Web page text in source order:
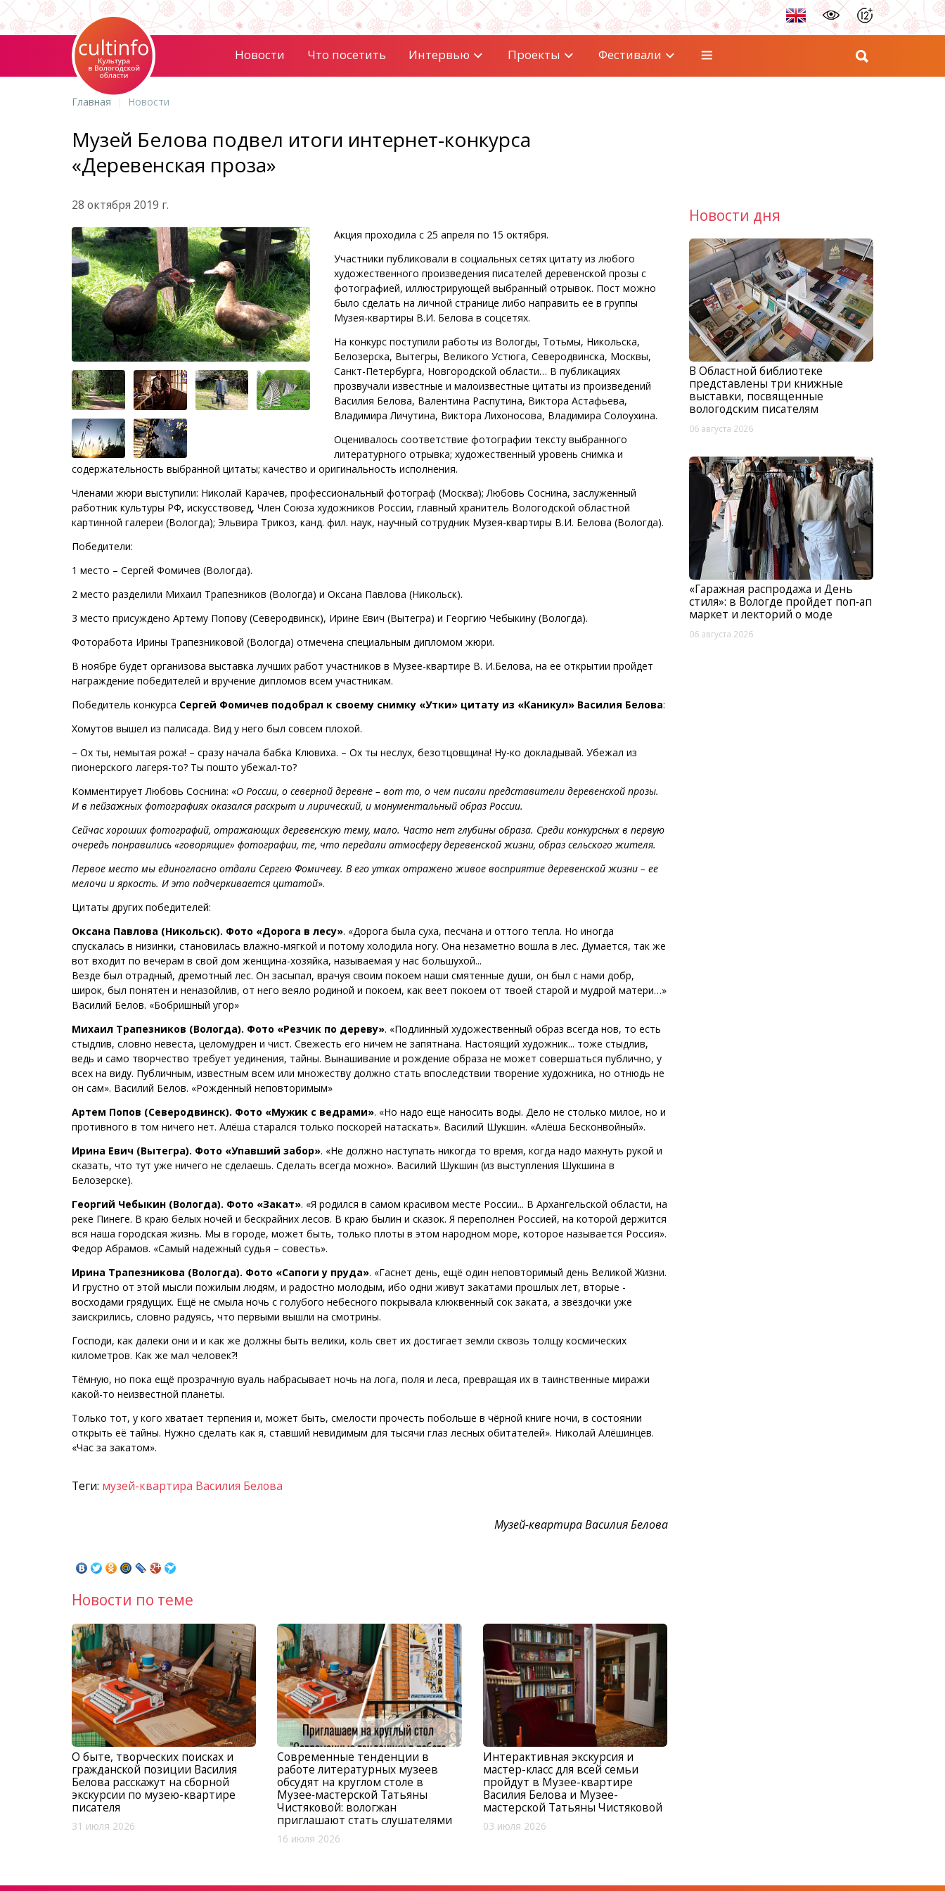
Новости Что посетить Интервью Проекты Фестивали
Главная Новости
Музей Белова подвел итоги интернет-конкурса
«Деревенская проза»
28 октября 2019 г.
Акция проходила с 25 апреля по 15 октября.
Участники публиковали в социальных сетях цитату из любого
художественного произведения писателей деревенской прозы с
фотографией, иллюстрирующей выбранный отрывок. Пост можно
было сделать на личной странице либо направить ее в группы
Музея-квартиры В.И. Белова в соцсетях.
На конкурс поступили работы из Вологды, Тотьмы, Никольска,
Белозерска, Вытегры, Великого Устюга, Северодвинска, Москвы,
Санкт-Петербурга, Новгородской области… В публикациях
прозвучали известные и малоизвестные цитаты из произведений
Василия Белова, Валентина Распутина, Виктора Астафьева,
Владимира Личутина, Виктора Лихоносова, Владимира Солоухина.
Оценивалось соответствие фотографии тексту выбранного
литературного отрывка; художественный уровень снимка и
содержательность выбранной цитаты; качество и оригинальность исполнения.
Членами жюри выступили: Николай Карачев, профессиональный фотограф (Москва); Любовь Соснина, заслуженный
работник культуры РФ, искусствовед, Член Союза художников России, главный хранитель Вологодской областной
картинной галереи (Вологда); Эльвира Трикоз, канд. фил. наук, научный сотрудник Музея-квартиры В.И. Белова (Вологда).
Победители:
1 место – Сергей Фомичев (Вологда).
2 место разделили Михаил Трапезников (Вологда) и Оксана Павлова (Никольск).
3 место присуждено Артему Попову (Северодвинск), Ирине Евич (Вытегра) и Георгию Чебыкину (Вологда).
Фоторабота Ирины Трапезниковой (Вологда) отмечена специальным дипломом жюри.
В ноябре будет организова выставка лучших работ участников в Музее-квартире В. И.Белова, на ее открытии пройдет
награждение победителей и вручение дипломов всем участникам.
Победитель конкурса Сергей Фомичев подобрал к своему снимку «Утки» цитату из «Каникул» Василия Белова:
Хомутов вышел из палисада. Вид у него был совсем плохой.
– Ох ты, немытая рожа! – сразу начала бабка Клювиха. – Ох ты неслух, безотцовщина! Ну-ко докладывай. Убежал из
пионерского лагеря-то? Ты пошто убежал-то?
Комментирует Любовь Соснина: «О России, о северной деревне – вот то, о чем писали представители деревенской прозы.
И в пейзажных фотографиях оказался раскрыт и лирический, и монументальный образ России.
Сейчас хороших фотографий, отражающих деревенскую тему, мало. Часто нет глубины образа. Среди конкурсных в первую
очередь понравились «говорящие» фотографии, те, что передали атмосферу деревенской жизни, образ сельского жителя.
Первое место мы единогласно отдали Сергею Фомичеву. В его утках отражено живое восприятие деревенской жизни – ее
мелочи и яркость. И это подчеркивается цитатой».
Цитаты других победителей:
Оксана Павлова (Никольск). Фото «Дорога в лесу». «Дорога была суха, песчана и оттого тепла. Но иногда
спускалась в низинки, становилась влажно-мягкой и потому холодила ногу. Она незаметно вошла в лес. Думается, так же
вот входит по вечерам в свой дом женщина-хозяйка, называемая у нас большухой...
Везде был отрадный, дремотный лес. Он засыпал, врачуя своим покоем наши смятенные души, он был с нами добр,
широк, был понятен и неназойлив, от него веяло родиной и покоем, как веет покоем от твоей старой и мудрой матери…»
Василий Белов. «Бобришный угор»
Михаил Трапезников (Вологда). Фото «Резчик по дереву». «Подлинный художественный образ всегда нов, то есть
стыдлив, словно невеста, целомудрен и чист. Свежесть его ничем не запятнана. Настоящий художник... тоже стыдлив,
ведь и само творчество требует уединения, тайны. Вынашивание и рождение образа не может совершаться публично, у
всех на виду. Публичным, известным всем или множеству должно стать впоследствии творение художника, но отнюдь не
он сам». Василий Белов. «Рожденный неповторимым»
Артем Попов (Северодвинск). Фото «Мужик с ведрами». «Но надо ещё наносить воды. Дело не столько милое, но и
противного в том ничего нет. Алёша старался только поскорей натаскать». Василий Шукшин. «Алёша Бесконвойный».
Ирина Евич (Вытегра). Фото «Упавший забор». «Не должно наступать никогда то время, когда надо махнуть рукой и
сказать, что тут уже ничего не сделаешь. Сделать всегда можно». Василий Шукшин (из выступления Шукшина в
Белозерске).
Георгий Чебыкин (Вологда). Фото «Закат». «Я родился в самом красивом месте России... В Архангельской области, на
реке Пинеге. В краю белых ночей и бескрайних лесов. В краю былин и сказок. Я переполнен Россией, на которой держится
вся наша городская жизнь. Мы в городе, может быть, только плоты в этом народном море, которое называется Россия».
Федор Абрамов. «Самый надежный судья – совесть».
Ирина Трапезникова (Вологда). Фото «Сапоги у пруда». «Гаснет день, ещё один неповторимый день Великой Жизни.
И грустно от этой мысли пожилым людям, и радостно молодым, ибо одни живут закатами прошлых лет, вторые -
восходами грядущих. Ещё не смыла ночь с голубого небесного покрывала клюквенный сок заката, а звёздочки уже
заискрились, словно радуясь, что первыми вышли на смотрины.
Господи, как далеки они и и как же должны быть велики, коль свет их достигает земли сквозь толщу космических
километров. Как же мал человек?!
Тёмную, но пока ещё прозрачную вуаль набрасывает ночь на лога, поля и леса, превращая их в таинственные миражи
какой-то неизвестной планеты.
Только тот, у кого хватает терпения и, может быть, смелости прочесть побольше в чёрной книге ночи, в состоянии
открыть её тайны. Нужно сделать как я, ставший невидимым для тысячи глаз лесных обитателей». Николай Алёшинцев.
«Час за закатом».
Теги: музей-квартира Василия Белова
Музей-квартира Василия Белова
Новости по теме
О быте, творческих поисках и
гражданской позиции Василия
Белова расскажут на сборной
экскурсии по музею-квартире
писателя
31 июля 2026
Современные тенденции в
работе литературных музеев
обсудят на круглом столе в
Музее‑мастерской Татьяны
Чистяковой: вологжан
приглашают стать слушателями
16 июля 2026
Интерактивная экскурсия и
мастер-класс для всей семьи
пройдут в Музее-квартире
Василия Белова и Музее-
мастерской Татьяны Чистяковой
03 июля 2026
Новости дня
В Областной библиотеке
представлены три книжные
выставки, посвященные
вологодским писателям
06 августа 2026
«Гаражная распродажа и День
стиля»: в Вологде пройдет поп‑ап
маркет и лекторий о моде
06 августа 2026